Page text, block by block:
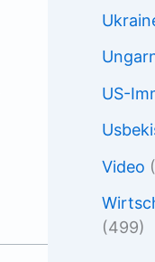
US-
Video
(499)